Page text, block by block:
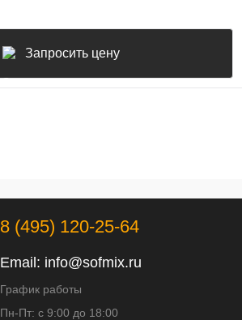
Запросить цену
8 (495) 120-25-64
Email: info@sofmix.ru
График работы
Пн-Пт: с 9:00 до 18:00